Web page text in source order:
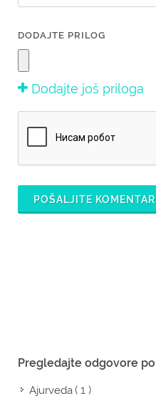
DODAJTE PRILOG
Dodajte još priloga
POŠALJITE KOMENTAR
Pregledajte odgovore
Ajurveda( 1 )